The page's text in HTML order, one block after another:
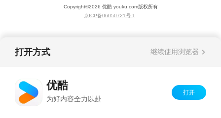
Copyright©2026 优酷 youku.com版权所有
京ICP备06050721号-1
打开方式 继续使用浏览器
优酷
为好内容全力以赴
打开